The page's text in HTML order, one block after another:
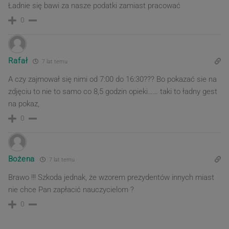
Ładnie się bawi za nasze podatki zamiast pracować
0
Rafał 7 lat temu
A czy zajmował się nimi od 7:00 do 16:30??? Bo pokazać sie na
zdjęciu to nie to samo co 8,5 godzin opieki…… taki to ładny gest
na pokaz,
0
Bożena 7 lat temu
Brawo !!! Szkoda jednak, że wzorem prezydentów innych miast
nie chce Pan zapłacić nauczycielom ?
0